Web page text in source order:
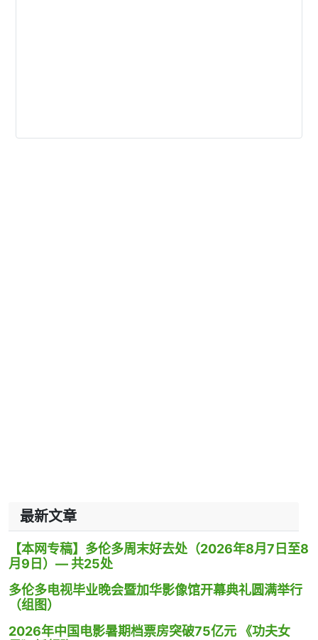
最新文章
【本网专稿】多伦多周末好去处（2026年8月7日至8
月9日）— 共25处
多伦多电视毕业晚会暨加华影像馆开幕典礼圆满举行
（组图）
2026年中国电影暑期档票房突破75亿元 《功夫女